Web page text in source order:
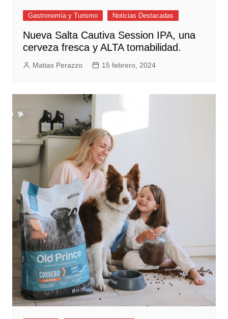
Gastronomía y Turismo Noticias Destacadas
Nueva Salta Cautiva Session IPA, una
cerveza fresca y ALTA tomabilidad.
Matias Perazzo 15 febrero, 2024